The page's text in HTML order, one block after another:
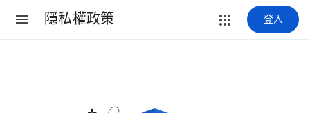
隱私權政策 登入